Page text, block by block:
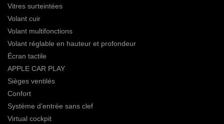
Vitres surteintées
Volant cuir
Volant multifonctions
Volant réglable en hauteur et profondeur
Écran tactile
APPLE CAR PLAY
Sièges ventilés
Confort
Système d’entrée sans clef
Virtual cockpit